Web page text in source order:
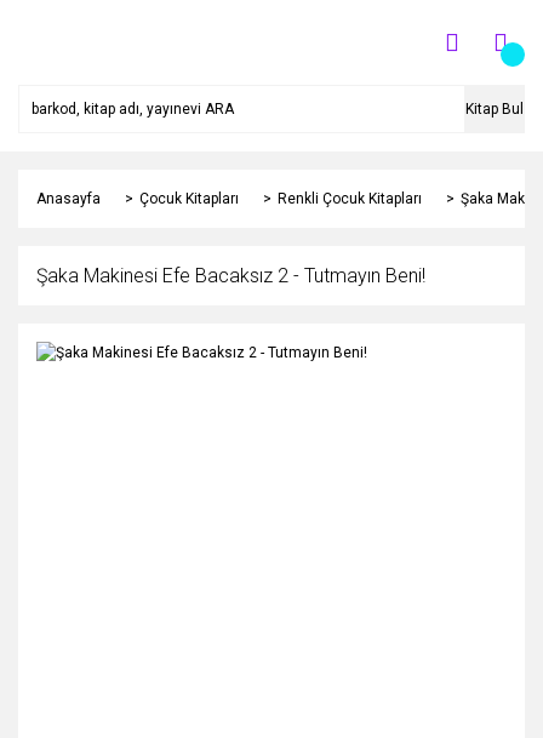
Kitap Bul
Anasayfa Çocuk Kitapları Renkli Çocuk Kitapları Şaka
Şaka Makinesi Efe Bacaksız 2 - Tutmayın Beni!